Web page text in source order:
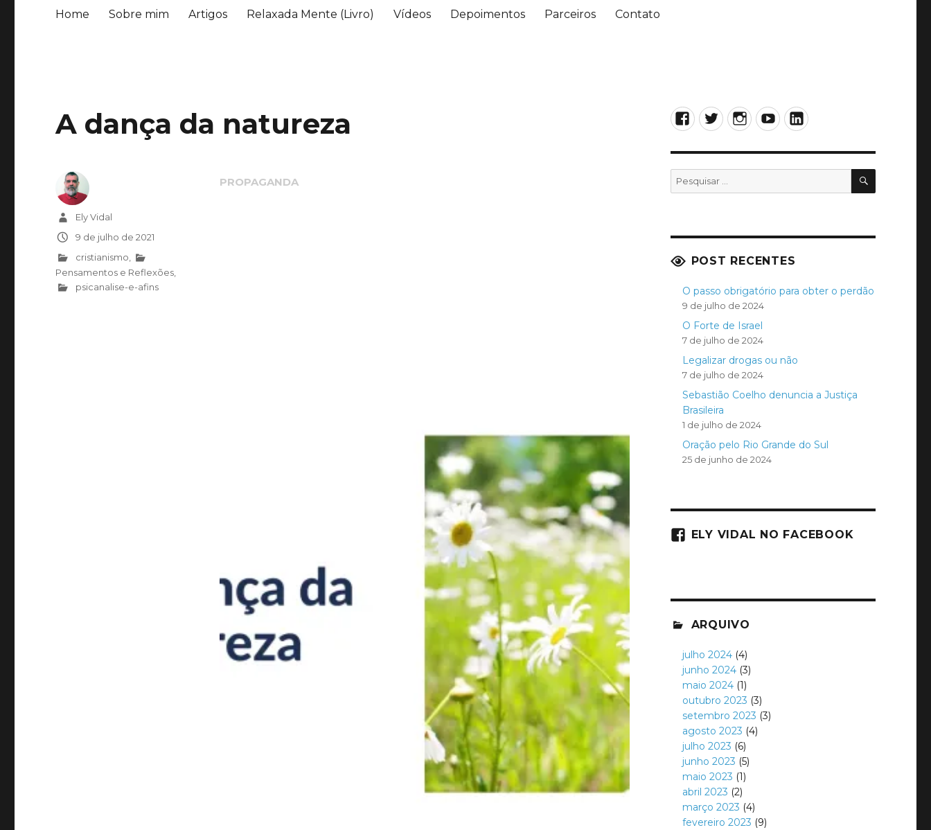
Home Sobre mim Artigos Relaxada Mente (Livro) Vídeos Depoimentos Parceiros Contato
A dança da natureza
AutorEly Vidal
Publicado
em
9 de julho de 2021
Categorias
cristianismo
Pensamentos e Reflexões
psicanalise-e-afins
Facebook
TwitterInstagram
YouTubeLinkedIn
Pesquisar
por:
POST RECENTES
O passo obrigatório para obter o perdão
9 de julho de 2024
O Forte de Israel
7 de julho de 2024
Legalizar drogas ou não
7 de julho de 2024
Sebastião Coelho denuncia a Justiça
Brasileira
1 de julho de 2024
Oração pelo Rio Grande do Sul
25 de junho de 2024
ELY VIDAL NO FACEBOOK
ARQUIVO
julho 2024 (4)
junho 2024 (3)
maio 2024 (1)
outubro 2023 (3)
setembro 2023 (3)
agosto 2023 (4)
julho 2023 (6)
junho 2023 (5)
maio 2023 (1)
abril 2023 (2)
março 2023 (4)
fevereiro 2023 (9)